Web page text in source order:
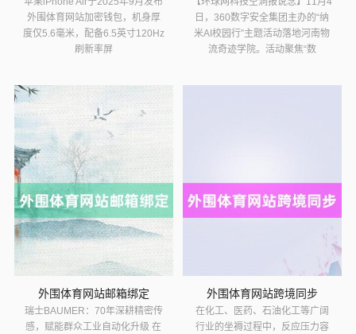
外围体育网站加密钱包，机身厚
度仅5.6毫米，配备6.5英寸120Hz
刷新率屏
日，360数字安全集团主办的“纳
米AI校园行”主题活动落地河南物
流奇迹学院。活动聚焦“数
外围体育网站邮箱绑定
瑞士BAUMER：70年深耕精密传
感，赋能群众工业自动化升级 在
外围体育网站跨境同步
在化工、医药、石油化工等广阔
行业的坐褥过程中，反应压力容